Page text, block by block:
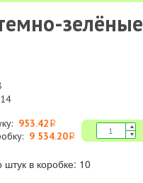
зелёные
953.42 i
9 534.20i
штук в коробке: 10